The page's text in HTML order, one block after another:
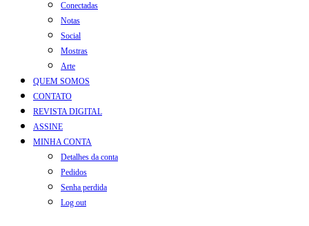
Conectadas
Notas
Social
Mostras
Arte
QUEM SOMOS
CONTATO
REVISTA DIGITAL
ASSINE
MINHA CONTA
Detalhes da conta
Pedidos
Senha perdida
Log out